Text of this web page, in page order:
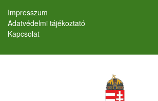
Lábléc
Impresszum
Adatvédelmi tájékoztató
Kapcsolat